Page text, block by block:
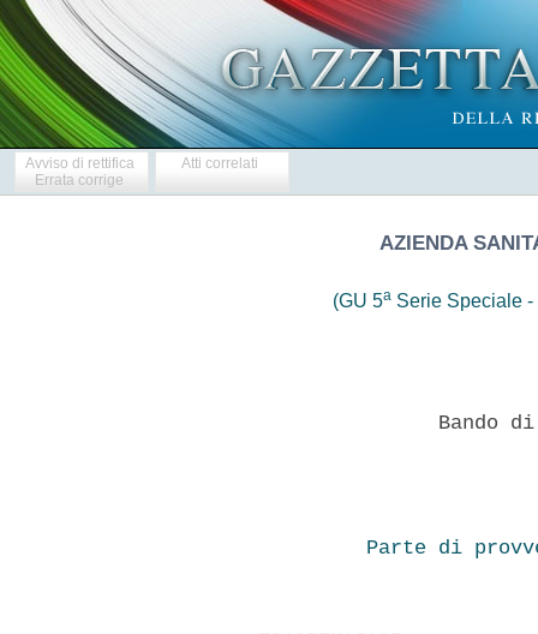
Avviso di rettifica
Errata corrige
Atti correlati
AZIENDA
(GU 5aSerie Speciale -
Bando
Parte di